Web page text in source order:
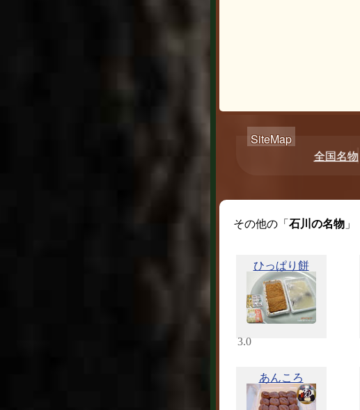
全国名物
その他の「石川の名物 」
ひっぱり餅
3.0
あんころ